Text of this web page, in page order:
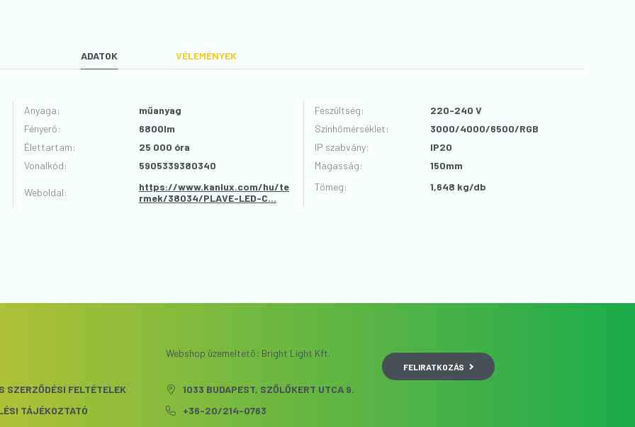
ADATOK VÉLEMÉNYEK
Anyaga: műanyag Feszültség:
220-240 V
Fényerő: 6800lm Színhőmérséklet:
3000/4000/6500/RGB
Élettartam: 25 000 óra IP szabvány:
IP20
Vonalkód: 5905339380340 Magasság: 150mm
Weboldal:
https://www.kanlux.com/hu/te
rmek/38034/PLAVE-LED-C...
Tömeg: 1,648 kg/db
SZERZŐDÉSI FELTÉTELEK
TÁJÉKOZTATÓ
Webshop üzemeltető: Bright Light Kft.
1033 BUDAPEST, SZŐLŐKERT UTCA 9.
+36-20/214-0763
FELIRATKOZÁS